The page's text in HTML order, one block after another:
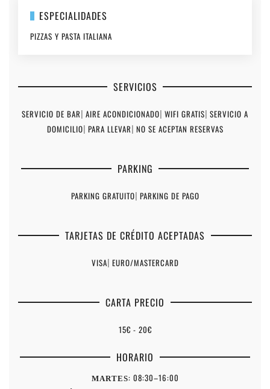
ESPECIALIDADES
PIZZAS Y PASTA ITALIANA
SERVICIOS
SERVICIO DE BAR| AIRE ACONDICIONADO| WIFI GRATIS| SERVICIO A
DOMICILIO| PARA LLEVAR| NO SE ACEPTAN RESERVAS
PARKING
PARKING GRATUITO| PARKING DE PAGO
TARJETAS DE CRÉDITO ACEPTADAS
VISA| EURO/MASTERCARD
CARTA PRECIO
15€ - 20€
HORARIO
MARTES: 08:30–16:00